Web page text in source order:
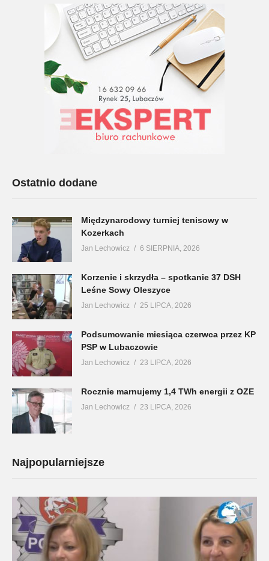
Ostatnio dodane
Międzynarodowy turniej tenisowy w
Kozerkach
Jan Lechowicz 6 SIERPNIA, 2026
Korzenie i skrzydła – spotkanie 37 DSH
Leśne Sowy Oleszyce
Jan Lechowicz 25 LIPCA, 2026
Podsumowanie miesiąca czerwca przez KP
PSP w Lubaczowie
Jan Lechowicz 23 LIPCA, 2026
Rocznie marnujemy 1,4 TWh energii z OZE
Jan Lechowicz 23 LIPCA, 2026
Najpopularniejsze